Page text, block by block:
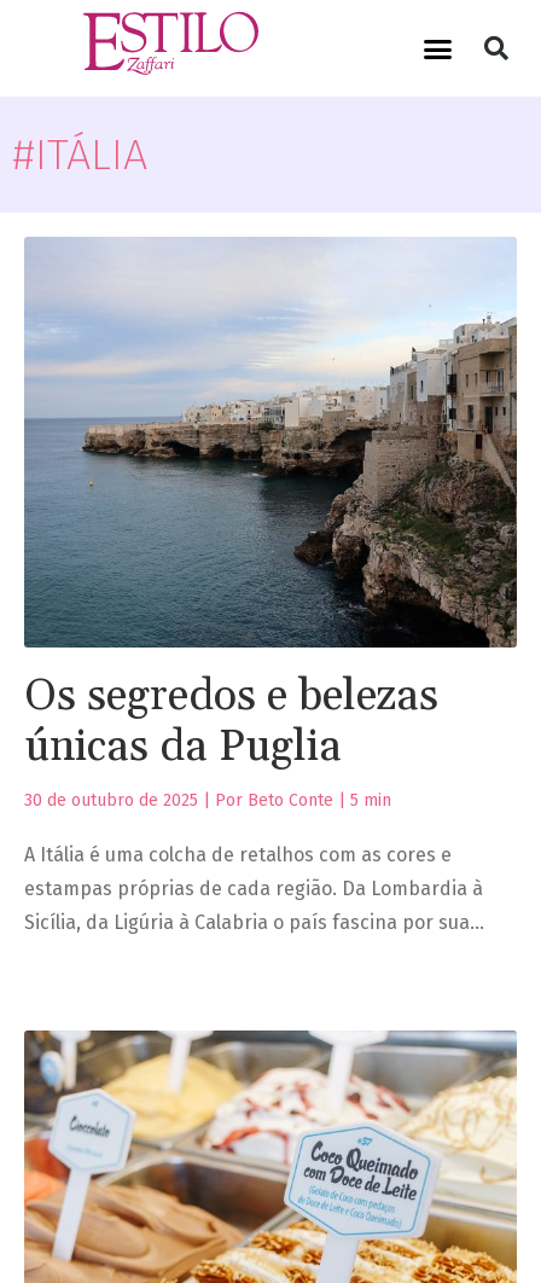
#ITÁLIA
Os segredos e belezas
únicas da Puglia
30 de outubro de 2025 | Por Beto Conte | 5 min
A Itália é uma colcha de retalhos com as cores e
estampas próprias de cada região. Da Lombardia à
Sicília, da Ligúria à Calabria o país fascina por sua…